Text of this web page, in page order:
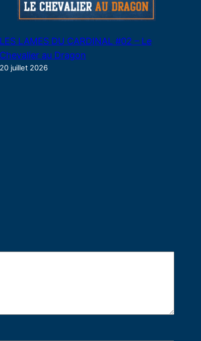
LES LAMES DU CARDINAL #02 – Le
Chevalier au Dragon
20 juillet 2026